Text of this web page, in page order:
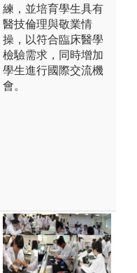
練，並培育學生具有
醫技倫理與敬業情
操，以符合臨床醫學
檢驗需求，同時增加
學生進行國際交流機
會。